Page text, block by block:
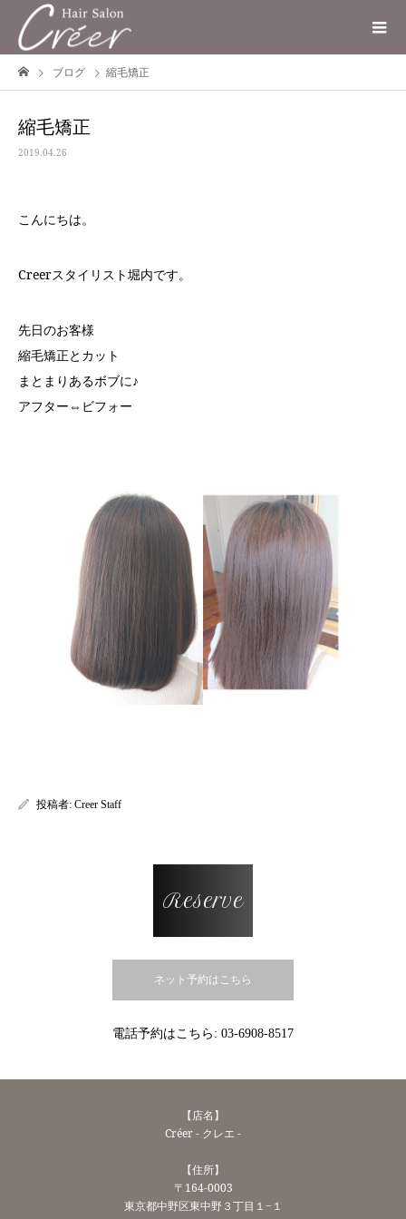
ブログ 縮毛矯正
縮毛矯正
2019.04.26
こんにちは。
Creerスタイリスト堀内です。
先日のお客様
縮毛矯正とカット
まとまりあるボブに♪
アフター⇔ビフォー
投稿者: Creer Staff
Reserve
ネット予約はこちら
電話予約はこちら: 03-6908-8517
【店名】
Créer - クレエ -
【住所】
〒164-0003
東京都中野区東中野３丁目１−１